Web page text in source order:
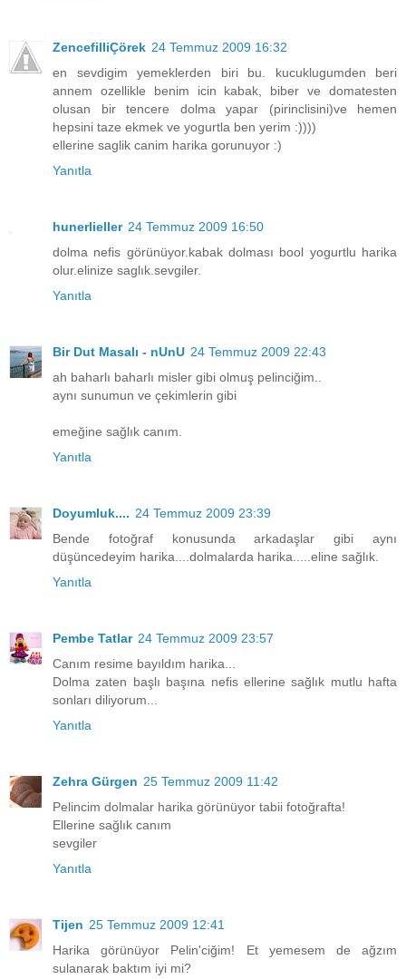
ZencefilliÇörek 24 Temmuz 2009 16:32
en sevdigim yemeklerden biri bu. kucuklugumden beri
annem ozellikle benim icin kabak, biber ve domatesten
olusan bir tencere dolma yapar (pirinclisini)ve hemen
hepsini taze ekmek ve yogurtla ben yerim :))))
ellerine saglik canim harika gorunuyor :)
Yanıtla
hunerlieller 24 Temmuz 2009 16:50
dolma nefis görünüyor.kabak dolması bool yogurtlu harika
olur.elinize saglık.sevgiler.
Yanıtla
Bir Dut Masalı - nUnU 24 Temmuz 2009 22:43
ah baharlı baharlı misler gibi olmuş pelinciğim..
aynı sunumun ve çekimlerin gibi
emeğine sağlık canım.
Yanıtla
Doyumluk.... 24 Temmuz 2009 23:39
Bende fotoğraf konusunda arkadaşlar gibi aynı
düşüncedeyim harika....dolmalarda harika.....eline sağlık.
Yanıtla
Pembe Tatlar 24 Temmuz 2009 23:57
Canım resime bayıldım harika...
Dolma zaten başlı başına nefis ellerine sağlık mutlu hafta
sonları diliyorum...
Yanıtla
Zehra Gürgen 25 Temmuz 2009 11:42
Pelincim dolmalar harika görünüyor tabii fotoğrafta!
Ellerine sağlık canım
sevgiler
Yanıtla
Tijen 25 Temmuz 2009 12:41
Harika görünüyor Pelin'ciğim! Et yemesem de ağzım
sulanarak baktım iyi mi?